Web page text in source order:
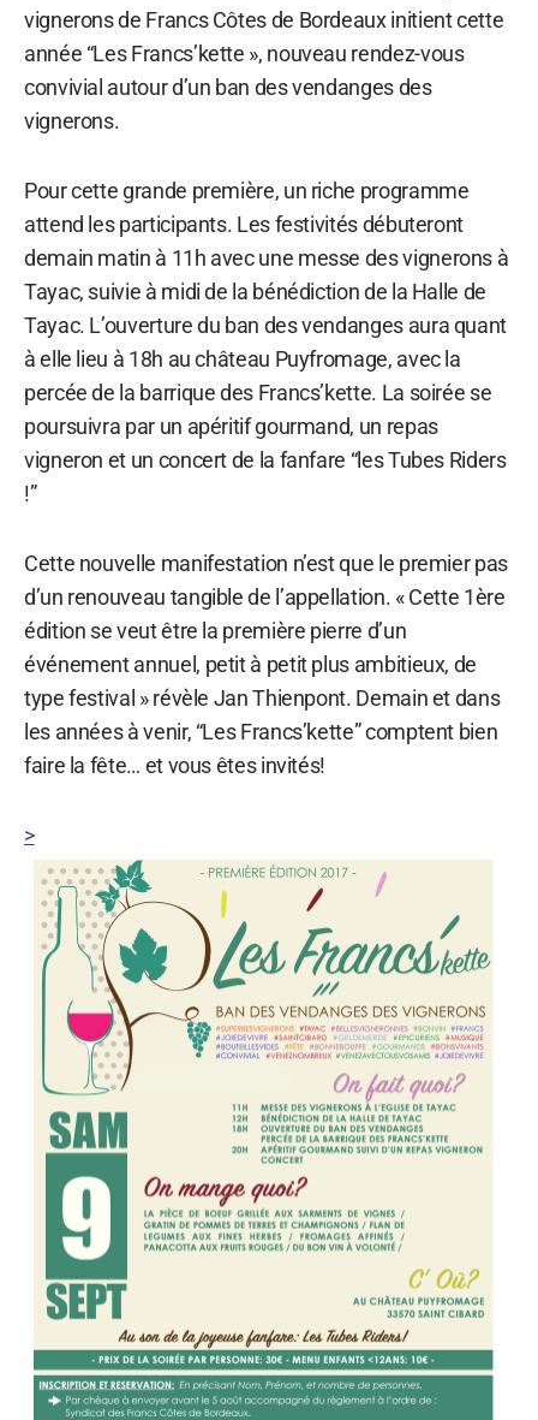
vignerons de Francs Côtes de Bordeaux initient cette
année “Les Francs’kette », nouveau rendez-vous
convivial autour d’un ban des vendanges des
vignerons.
Pour cette grande première, un riche programme
attend les participants. Les festivités débuteront
demain matin à 11h avec une messe des vignerons à
Tayac, suivie à midi de la bénédiction de la Halle de
Tayac. L’ouverture du ban des vendanges aura quant
à elle lieu à 18h au château Puyfromage, avec la
percée de la barrique des Francs’kette. La soirée se
poursuivra par un apéritif gourmand, un repas
vigneron et un concert de la fanfare “les Tubes Riders
!”
Cette nouvelle manifestation n’est que le premier pas
d’un renouveau tangible de l’appellation. « Cette 1ère
édition se veut être la première pierre d’un
événement annuel, petit à petit plus ambitieux, de
type festival » révèle Jan Thienpont. Demain et dans
les années à venir, “Les Francs’kette” comptent bien
faire la fête… et vous êtes invités!
>